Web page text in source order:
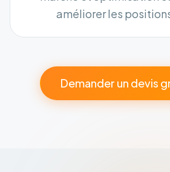
améliorer les
Demander un devis